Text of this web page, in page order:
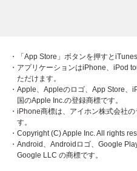
・「App Store」ボタンを押すと
・アプリケーションはiPhone、iPod
ただけます。
・Apple、Appleのロゴ、App Store
国のApple Inc.の登録商標です。
・iPhone商標は、アイホン株式会社
す。
・Copyright (C) Apple Inc. All rights
・Android、Androidロゴ、Google
Google LLC の商標です。